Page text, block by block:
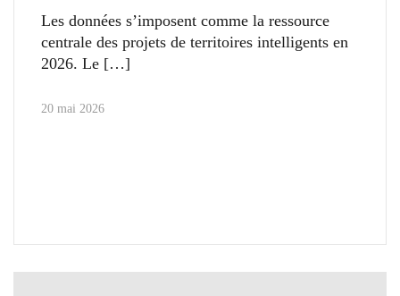
Les données s’imposent comme la ressource
centrale des projets de territoires intelligents en
2026. Le
20 mai 2026